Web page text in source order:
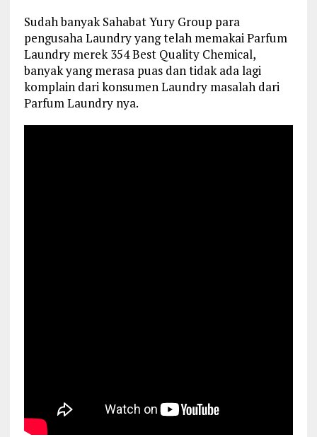
Sudah banyak Sahabat Yury Group para
pengusaha Laundry yang telah memakai Parfum
Laundry merek 354 Best Quality Chemical,
banyak yang merasa puas dan tidak ada lagi
komplain dari konsumen Laundry masalah dari
Parfum Laundry nya.